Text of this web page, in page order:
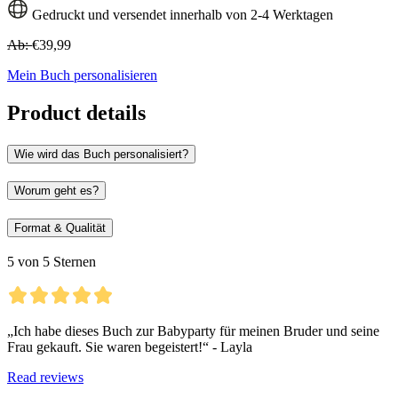
Gedruckt und versendet innerhalb von 2-4 Werktagen
Ab:€39,99
Mein Buch personalisieren
Product details
Wie wird das Buch personalisiert?
Worum geht es?
Format & Qualität
5 von 5 Sternen
„Ich habe dieses Buch zur Babyparty für meinen Bruder und seine
Frau gekauft. Sie waren begeistert!“ - Layla
Read reviews